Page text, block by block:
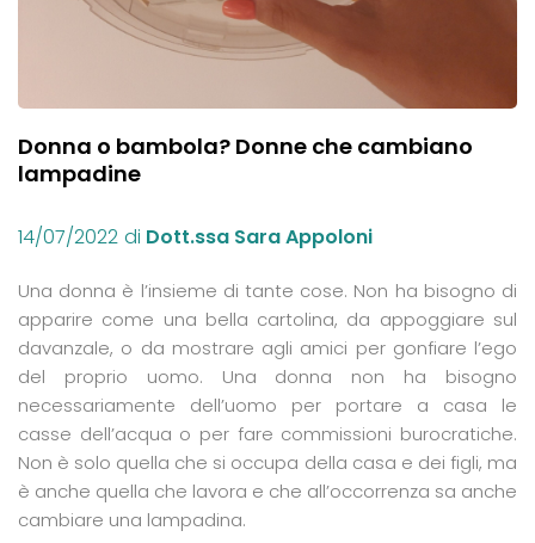
Donna o bambola? Donne che cambiano
lampadine
14/07/2022 di Dott.ssa Sara Appoloni
Una donna è l’insieme di tante cose. Non ha bisogno di
apparire come una bella cartolina, da appoggiare sul
davanzale, o da mostrare agli amici per gonfiare l’ego
del proprio uomo. Una donna non ha bisogno
necessariamente dell’uomo per portare a casa le
casse dell’acqua o per fare commissioni burocratiche.
Non è solo quella che si occupa della casa e dei figli, ma
è anche quella che lavora e che all’occorrenza sa anche
cambiare una lampadina.